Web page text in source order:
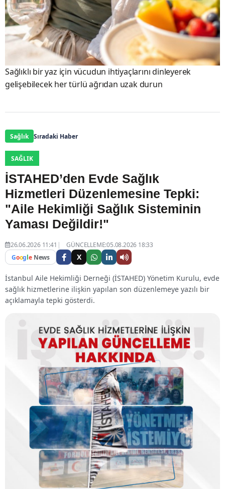
Sağlıklı bir yaz için vücudun ihtiyaçlarını dinleyerek
gelişebilecek her türlü ağrıdan uzak durun
Sağlık Sıradaki Haber
SAĞLIK
İSTAHED’den Evde Sağlık
Hizmetleri Düzenlemesine Tepki:
"Aile Hekimliği Sağlık Sisteminin
Yaması Değildir!"
26.06.2026 11:41
GÜNCELLEME:05.08.2026 18:33
Google News X
İstanbul Aile Hekimliği Derneği (İSTAHED) Yönetim Kurulu, evde
sağlık hizmetlerine ilişkin yapılan son düzenlemeye yazılı bir
açıklamayla tepki gösterdi.